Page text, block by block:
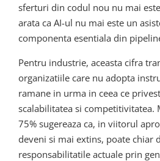
sferturi din codul nou nu mai
arata ca AI-ul nu mai este un
componenta esentiala din
Pentru industrie, aceasta cifra
organizatiile care nu adopta
ramane in urma in ceea ce
scalabilitatea si competitivitatea.
75% sugereaza ca, in viitorul
deveni si mai extins, poate chiar
responsabilitatile actuale prin